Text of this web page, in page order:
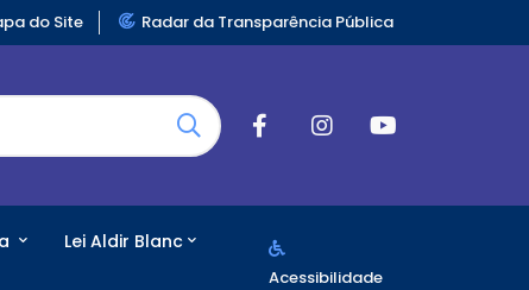
do Site Radar da Transparência Pública
Lei Aldir Blanc
Acessibilidade